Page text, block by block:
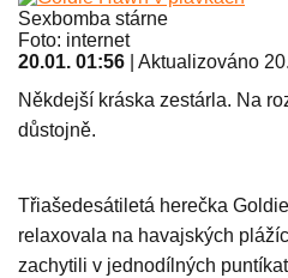
Sexbomba stárne
Foto: internet
20.01. 01:56
Aktualizováno
Někdejší kráska zestárla. Na
důstojně.
Třiašedesátiletá herečka
relaxovala na havajských
zachytili v jednodílných